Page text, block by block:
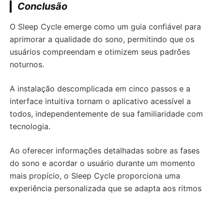
Conclusão
O Sleep Cycle emerge como um guia confiável para
aprimorar a qualidade do sono, permitindo que os
usuários compreendam e otimizem seus padrões
noturnos.
A instalação descomplicada em cinco passos e a
interface intuitiva tornam o aplicativo acessível a
todos, independentemente de sua familiaridade com
tecnologia.
Ao oferecer informações detalhadas sobre as fases
do sono e acordar o usuário durante um momento
mais propício, o Sleep Cycle proporciona uma
experiência personalizada que se adapta aos ritmos